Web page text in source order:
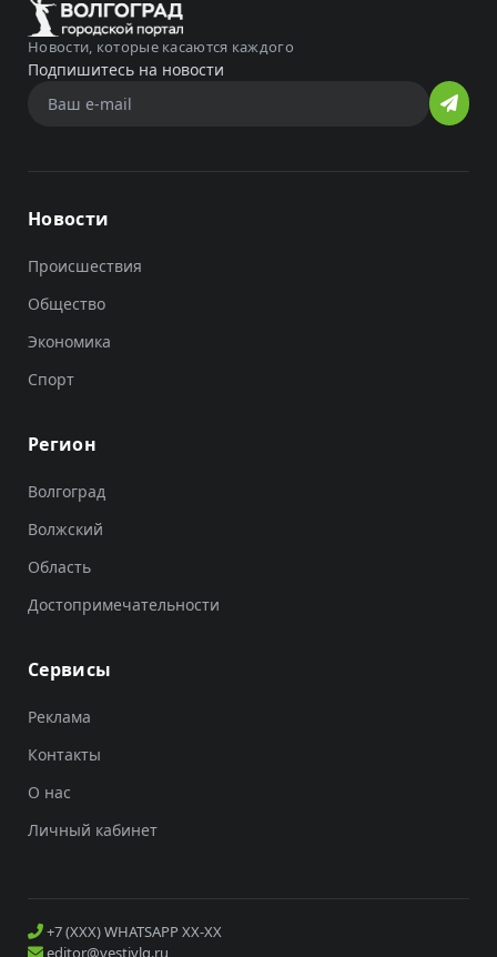
Новости, которые касаются каждого
Подпишитесь на новости
Новости
Происшествия
Общество
Экономика
Спорт
Регион
Волгоград
Волжский
Область
Достопримечательности
Сервисы
Реклама
Контакты
О нас
Личный кабинет
+7 (XXX) WHATSAPP XX-XX